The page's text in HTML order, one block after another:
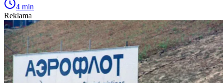
4 min
Reklama